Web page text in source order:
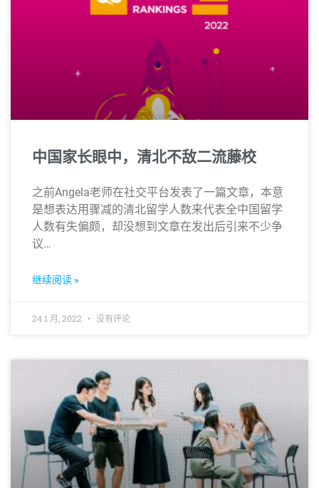
中国家长眼中，清北不敌二流藤校
之前Angela老师在社交平台发表了一篇文章，本意
是想表达用骤减的清北留学人数来代表全中国留学
人数有失偏颇，却没想到文章在发出后引来不少争
议…
继续阅读 »
24 1 月, 2022 没有评论